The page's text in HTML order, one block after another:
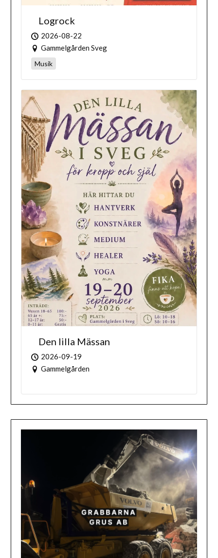
Logrock
2026-08-22
Gammelgården Sveg
Musik
Den lilla Mässan
2026-09-19
Gammelgården